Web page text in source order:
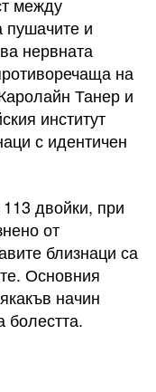
между
пушачите и
нервната
на
Танер и
институт
с идентичен
двойки, при
от
близнаци са
Основния
начин
болестта.